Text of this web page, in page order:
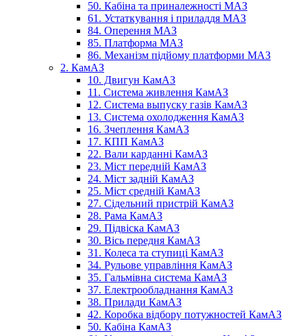
50. Кабіна та приналежності МАЗ
61. Устаткування і приладдя МАЗ
84. Оперення МАЗ
85. Платформа МАЗ
86. Механізм підйому платформи МАЗ
2. КамАЗ
10. Двигун КамАЗ
11. Система живлення КамАЗ
12. Система выпуску газів КамАЗ
13. Система охолодження КамАЗ
16. Зчеплення КамАЗ
17. КПП КамАЗ
22. Вали карданні КамАЗ
23. Міст передній КамАЗ
24. Міст задній КамАЗ
25. Міст средній КамАЗ
27. Сідельний пристрій КамАЗ
28. Рама КамАЗ
29. Підвіска КамАЗ
30. Вісь передня КамАЗ
31. Колеса та ступиці КамАЗ
34. Рульове управління КамАЗ
35. Гальмівна система КамАЗ
37. Електрообладнання КамАЗ
38. Прилади КамАЗ
42. Коробка відбору потужностей КамАЗ
50. Кабіна КамАЗ